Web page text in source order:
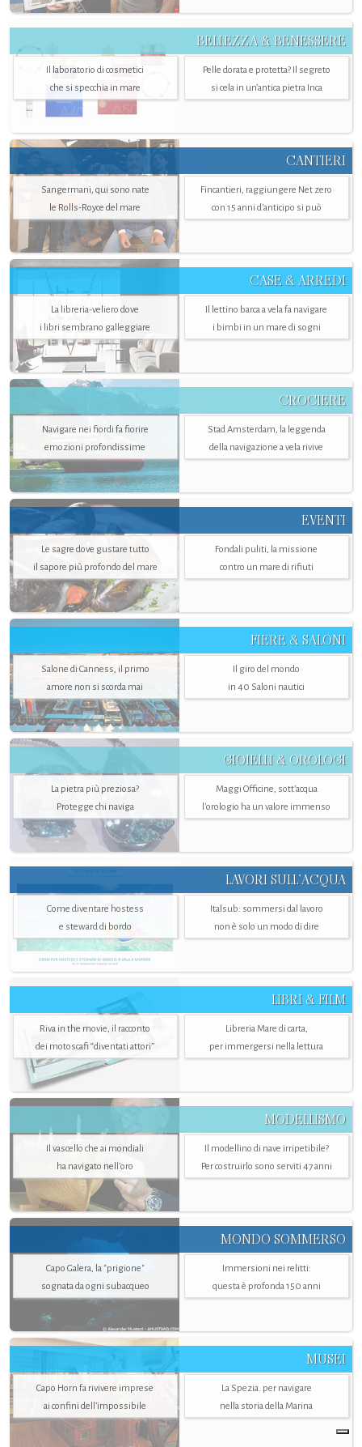
BELLEZZA & BENESSERE
Il laboratorio di cosmetici
che si specchia in mare
Pelle dorata e protetta? Il segreto
si cela in un’antica pietra Inca
CANTIERI
Sangermani, qui sono nate
le Rolls-Royce del mare
Fincantieri, raggiungere Net zero
con 15 anni d'anticipo si può
CASE & ARREDI
La libreria-veliero dove
i libri sembrano galleggiare
Il lettino barca a vela fa navigare
i bimbi in un mare di sogni
CROCIERE
Navigare nei fiordi fa fiorire
emozioni profondissime
Stad Amsterdam, la leggenda
della navigazione a vela rivive
EVENTI
Le sagre dove gustare tutto
il sapore più profondo del mare
Fondali puliti, la missione
contro un mare di rifiuti
FIERE & SALONI
Salone di Canness, il primo
amore non si scorda mai
Il giro del mondo
in 40 Saloni nautici
GIOIELLI & OROLOGI
La pietra più preziosa?
Protegge chi naviga
Maggi Officine, sott’acqua
l'orologio ha un valore immenso
LAVORI SULL’ACQUA
Come diventare hostess
e steward di bordo
Italsub: sommersi dal lavoro
non è solo un modo di dire
LIBRI & FILM
Riva in the movie, il racconto
dei motoscafi “diventati attori”
Libreria Mare di carta,
per immergersi nella lettura
MODELLISMO
Il vascello che ai mondiali
ha navigato nell’oro
Il modellino di nave irripetibile?
Per costruirlo sono serviti 47 anni
MONDO SOMMERSO
Capo Galera, la "prigione"
sognata da ogni subacqueo
Immersioni nei relitti:
questa è profonda 150 anni
MUSEI
Capo Horn fa rivivere imprese
ai confini dell’impossibile
La Spezia. per navigare
nella storia della Marina